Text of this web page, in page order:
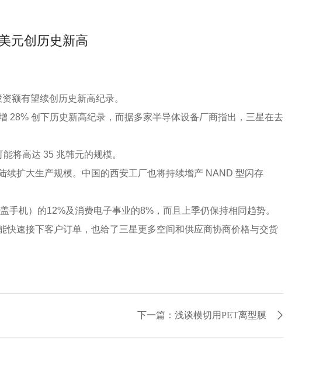
元创历史新高
额有望续创历史新高纪录。
28% 创下历史新高纪录，而据多家半导体设备厂商指出，三星在去
将高达 35 兆韩元的规模。
扩大生产规模。中国的西安工厂也将持续增产 NAND 型闪存
机）的12%及消费电子事业的8%，而且上季仍保持相同趋势。
速接下客户订单，也给了三星更多空间和供应商协商价格与交货
下一篇：浅谈模切用PET离型膜